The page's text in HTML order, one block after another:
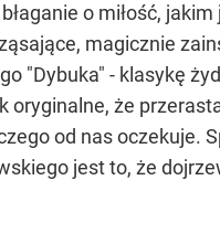
o miłość,
magicznie
"Dybuka" - klasykę
oryginalne, że
od nas oczekuje.
jest to, że